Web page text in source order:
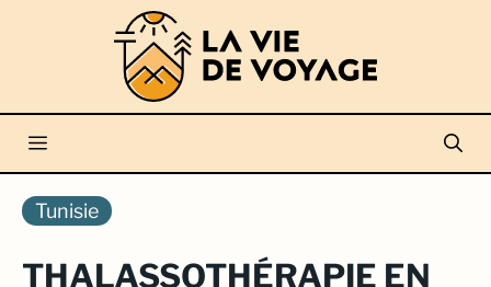
Menu
Tunisie
THALASSOTHÉRAPIE EN